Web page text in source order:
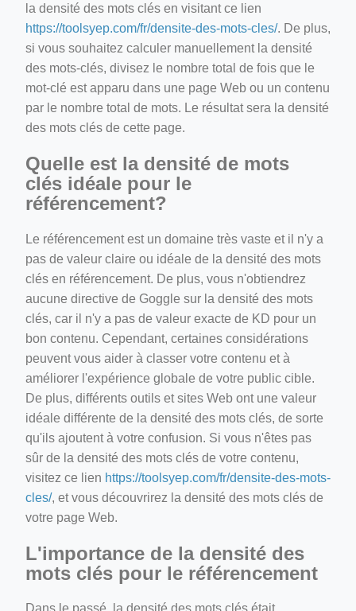
la densité des mots clés en visitant ce lien
https://toolsyep.com/fr/densite-des-mots-cles/. De plus,
si vous souhaitez calculer manuellement la densité
des mots-clés, divisez le nombre total de fois que le
mot-clé est apparu dans une page Web ou un contenu
par le nombre total de mots. Le résultat sera la densité
des mots clés de cette page.
Quelle est la densité de mots
clés idéale pour le
référencement?
Le référencement est un domaine très vaste et il n'y a
pas de valeur claire ou idéale de la densité des mots
clés en référencement. De plus, vous n'obtiendrez
aucune directive de Goggle sur la densité des mots
clés, car il n'y a pas de valeur exacte de KD pour un
bon contenu. Cependant, certaines considérations
peuvent vous aider à classer votre contenu et à
améliorer l'expérience globale de votre public cible.
De plus, différents outils et sites Web ont une valeur
idéale différente de la densité des mots clés, de sorte
qu'ils ajoutent à votre confusion. Si vous n'êtes pas
sûr de la densité des mots clés de votre contenu,
visitez ce lien https://toolsyep.com/fr/densite-des-mots-
cles/, et vous découvrirez la densité des mots clés de
votre page Web.
L'importance de la densité des
mots clés pour le référencement